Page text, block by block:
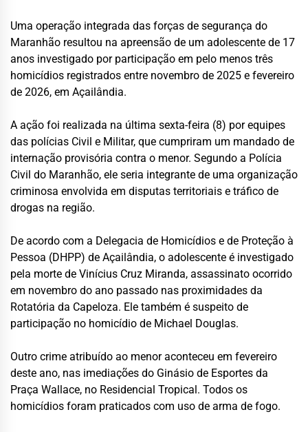
Uma operação integrada das forças de segurança do
Maranhão resultou na apreensão de um adolescente de 17
anos investigado por participação em pelo menos três
homicídios registrados entre novembro de 2025 e fevereiro
de 2026, em Açailândia.
A ação foi realizada na última sexta-feira (8) por equipes
das polícias Civil e Militar, que cumpriram um mandado de
internação provisória contra o menor. Segundo a Polícia
Civil do Maranhão, ele seria integrante de uma organização
criminosa envolvida em disputas territoriais e tráfico de
drogas na região.
De acordo com a Delegacia de Homicídios e de Proteção à
Pessoa (DHPP) de Açailândia, o adolescente é investigado
pela morte de Vinícius Cruz Miranda, assassinato ocorrido
em novembro do ano passado nas proximidades da
Rotatória da Capeloza. Ele também é suspeito de
participação no homicídio de Michael Douglas.
Outro crime atribuído ao menor aconteceu em fevereiro
deste ano, nas imediações do Ginásio de Esportes da
Praça Wallace, no Residencial Tropical. Todos os
homicídios foram praticados com uso de arma de fogo.